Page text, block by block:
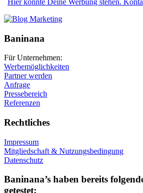
Baninana
Für Unternehmen:
Werbemöglichkeiten
Partner werden
Anfrage
Pressebereich
Referenzen
Rechtliches
Impressum
Mitgliedschaft & Nutzungsbedingung
Datenschutz
Baninana’s haben bereits
getestet: